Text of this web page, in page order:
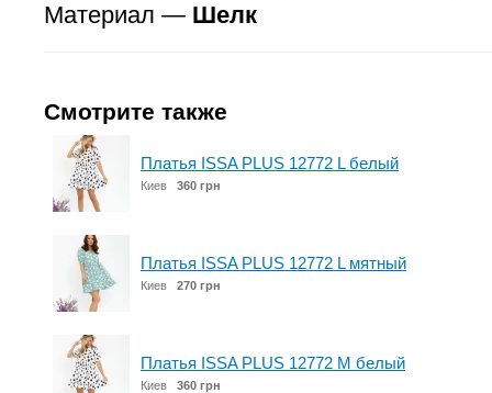
Материал — Шелк
Смотрите также
Платья ISSA PLUS 12772 L белый
Киев 360 грн
Платья ISSA PLUS 12772 L мятный
Киев 270 грн
Платья ISSA PLUS 12772 M белый
Киев 360 грн